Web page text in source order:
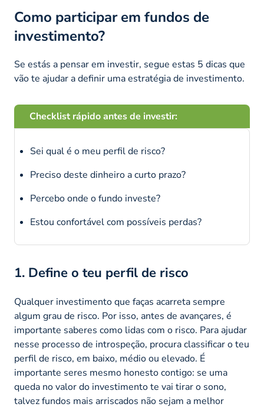
Como participar em fundos de
investimento?
Se estás a pensar em investir, segue estas 5 dicas que
vão te ajudar a definir uma estratégia de investimento.
Checklist rápido antes de investir:
Sei qual é o meu perfil de risco?
Preciso deste dinheiro a curto prazo?
Percebo onde o fundo investe?
Estou confortável com possíveis perdas?
1. Define o teu perfil de risco
Qualquer investimento que faças acarreta sempre
algum grau de risco. Por isso, antes de avançares, é
importante saberes como lidas com o risco. Para ajudar
nesse processo de introspeção, procura classificar o teu
perfil de risco, em baixo, médio ou elevado. É
importante seres mesmo honesto contigo: se uma
queda no valor do investimento te vai tirar o sono,
talvez fundos mais arriscados não sejam a melhor